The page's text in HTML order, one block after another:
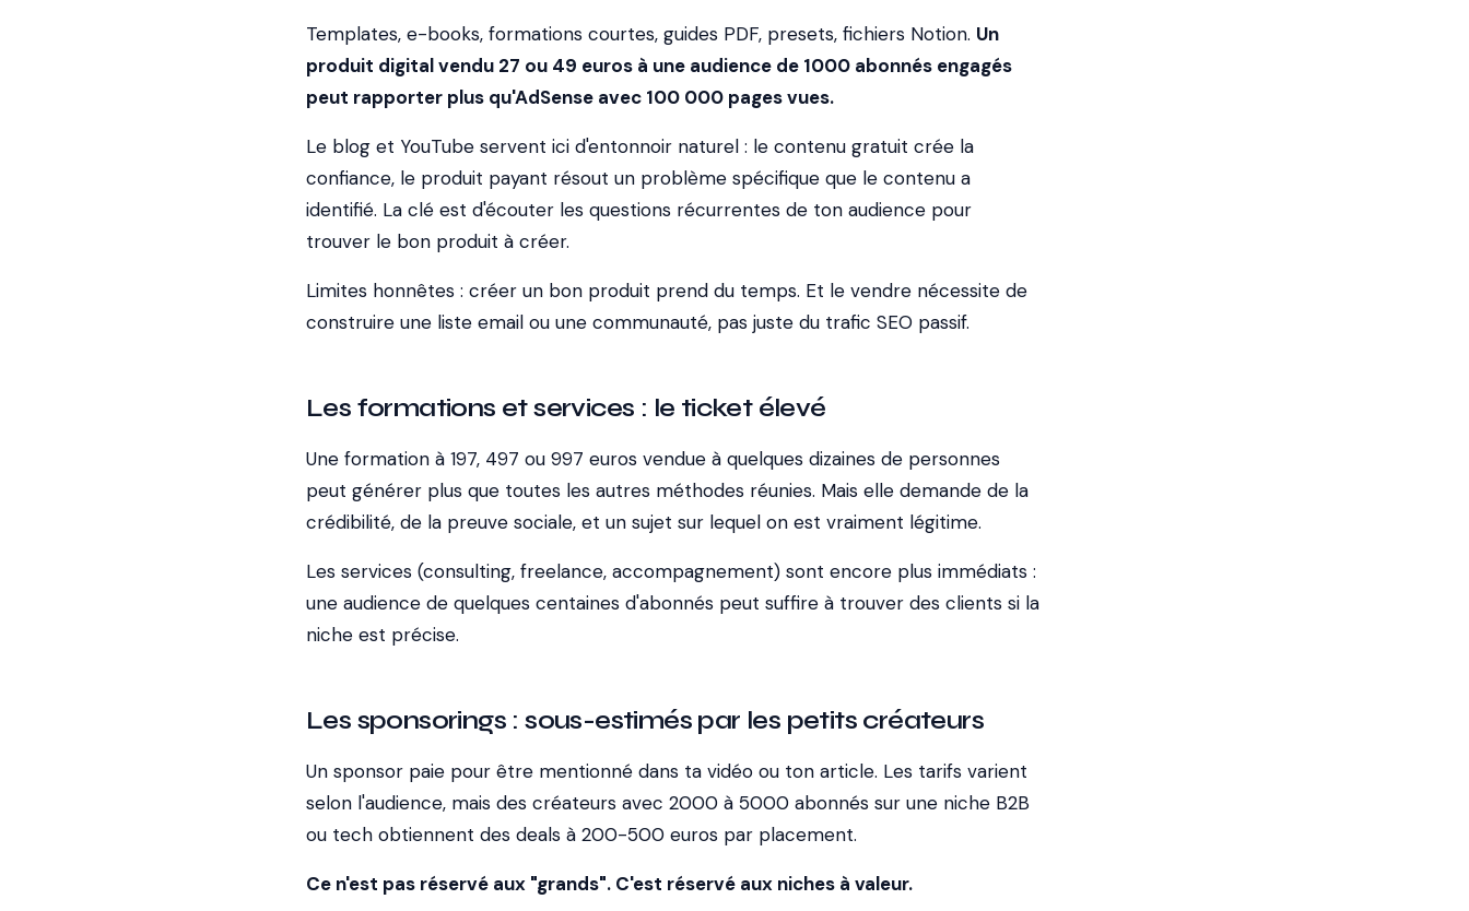
Templates, e-books, formations courtes, guides PDF, presets, fichiers Notion. Un
produit digital vendu 27 ou 49 euros à une audience de 1000 abonnés engagés
peut rapporter plus qu'AdSense avec 100 000 pages vues.
Le blog et YouTube servent ici d'entonnoir naturel : le contenu gratuit crée la
confiance, le produit payant résout un problème spécifique que le contenu a
identifié. La clé est d'écouter les questions récurrentes de ton audience pour
trouver le bon produit à créer.
Limites honnêtes : créer un bon produit prend du temps. Et le vendre nécessite de
construire une liste email ou une communauté, pas juste du trafic SEO passif.
Les formations et services : le ticket élevé
Une formation à 197, 497 ou 997 euros vendue à quelques dizaines de personnes
peut générer plus que toutes les autres méthodes réunies. Mais elle demande de la
crédibilité, de la preuve sociale, et un sujet sur lequel on est vraiment légitime.
Les services (consulting, freelance, accompagnement) sont encore plus immédiats :
une audience de quelques centaines d'abonnés peut suffire à trouver des clients si la
niche est précise.
Les sponsorings : sous-estimés par les petits créateurs
Un sponsor paie pour être mentionné dans ta vidéo ou ton article. Les tarifs varient
selon l'audience, mais des créateurs avec 2000 à 5000 abonnés sur une niche B2B
ou tech obtiennent des deals à 200-500 euros par placement.
Ce n'est pas réservé aux "grands". C'est réservé aux niches à valeur.